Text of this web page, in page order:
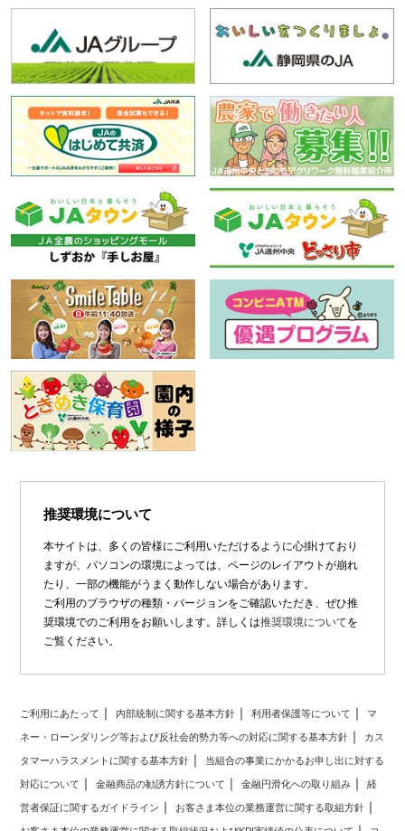
推奨環境について
本サイトは、多くの皆様にご利用いただけるように心掛けており
ますが、パソコンの環境によっては、ページのレイアウトが崩れ
たり、一部の機能がうまく動作しない場合があります。
ご利用のブラウザの種類・バージョンをご確認いただき、ぜひ推
奨環境でのご利用をお願いします。詳しくは推奨環境についてを
ご覧ください。
ご利用にあたって 内部統制に関する基本方針 利用者保護等について マ
ネー・ローンダリング等および反社会的勢力等への対応に関する基本方針 カス
タマーハラスメントに関する基本方針 当組合の事業にかかるお申し出に対する
対応について 金融商品の勧誘方針について 金融円滑化への取り組み 経
営者保証に関するガイドライン お客さま本位の業務運営に関する取組方針